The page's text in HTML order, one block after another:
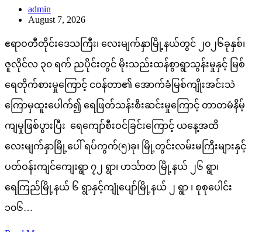
admin
August 7, 2026
ဧရာဝတီတိုင်းဒေသကြီး၊ လေးမျက်နှာမြို့နယ်တွင် ၂၀၂၆ခုနှစ်၊
ဇူလိုင်လ ၃၀ ရက် ညပိုင်းတွင် မိုးသည်းထန်စွာရွာသွန်းမှုနှင့် မြစ်
ရေတိုက်စားမှုကြောင့် ငဝန်တာ၏ အောက်ခံမြစ်ကျိုးအင်းသဲ
ကြောမှထူးပေါက်၍ ရေဖြတ်သန်းစီးဆင်းမှုကြောင့် တာတမံနိမ့်
ကျမှုဖြစ်ပွားပြီး ရေကျော်စီးဝင်ခြင်းကြောင့် ယနေ့အထိ
လေးမျက်နှာမြို့ပေါ် ရပ်ကွက်(၅)ခု၊ မြို့တွင်းလမ်းမကြီးများနှင့်
ပတ်ဝန်းကျင်ကျေးရွာ ၇၂ ရွာ၊ ဟင်္သာတ မြို့နယ် ၂၆ ရွာ၊
ရေကြည်မြို့နယ် ၆ ရွာနှင့်ကျုံပျော်မြို့နယ် ၂ ရွာ ၊ စုစုပေါင်း
၁၀၆…